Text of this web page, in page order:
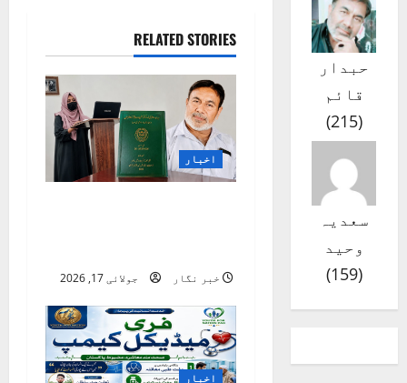
v
i
g
a
t
n
RELATED STORIES
اخبار
خبر نگار جولائی 17, 2026
اخبار
حبدار
قائم
(
215
)
سعدیہ
وحید
(
159
)